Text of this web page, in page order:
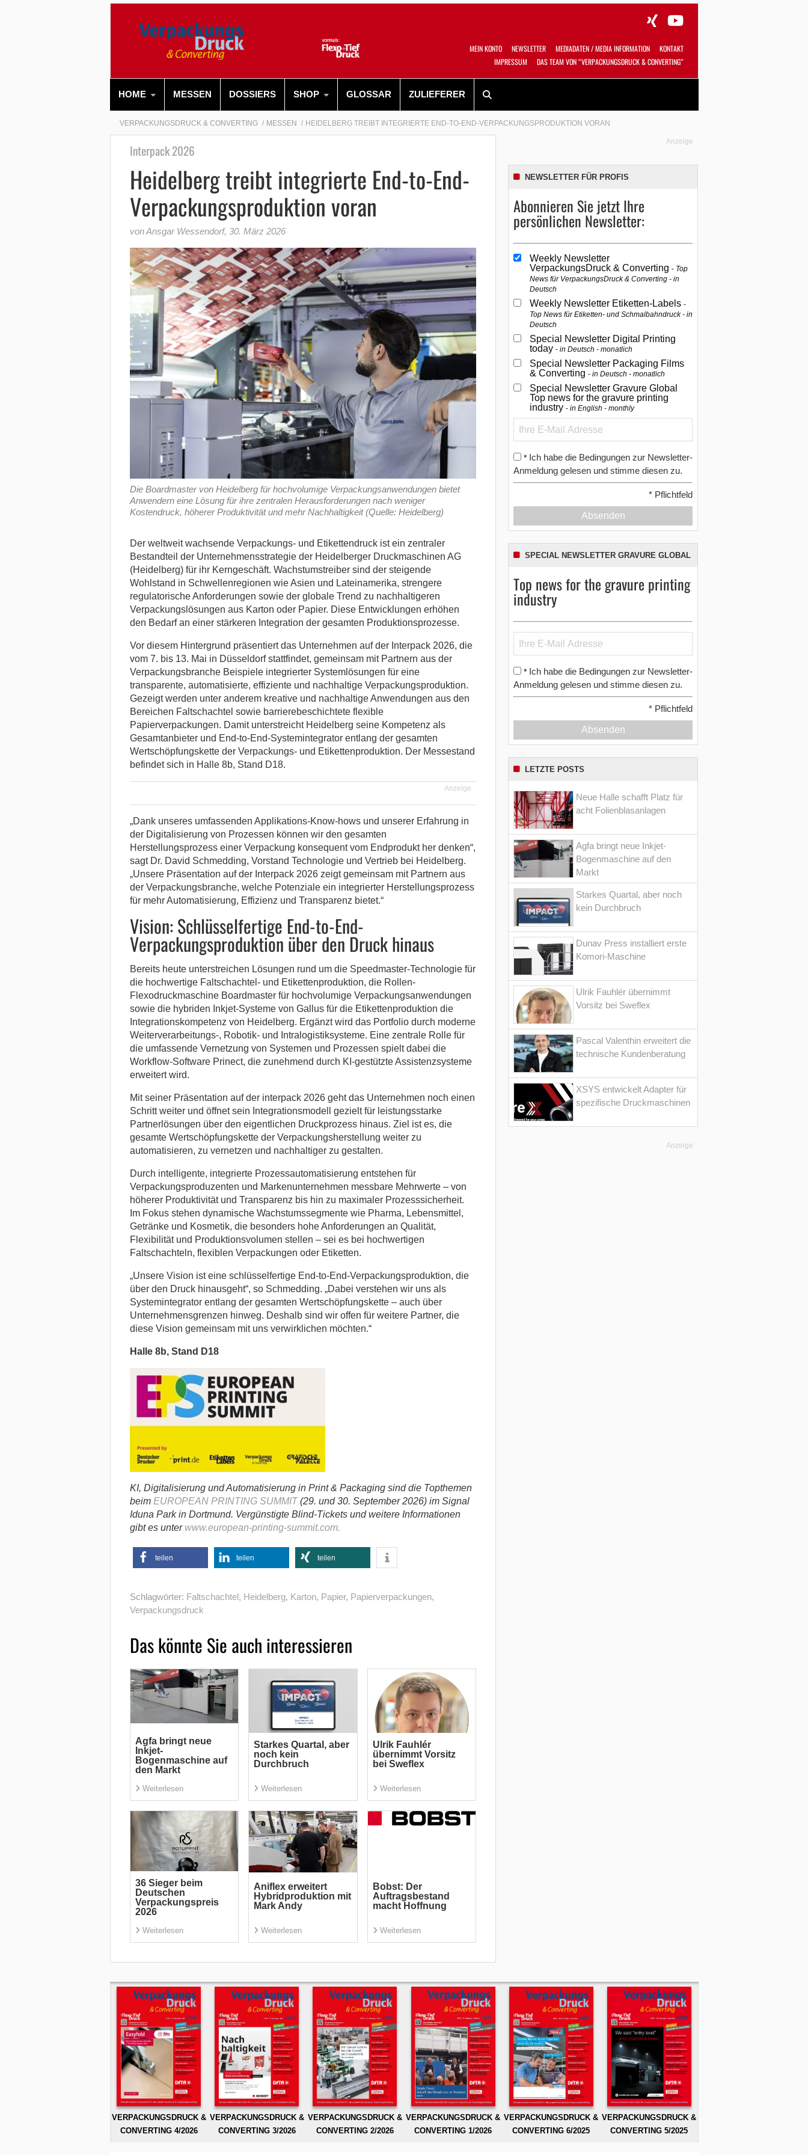
MEIN KONTO NEWSLETTER MEDIADATEN / MEDIA INFORMATION
KONTAKT
IMPRESSUM
DAS TEAM VON “VERPACKUNGSDRUCK & CONVERTING”
HOME MESSEN DOSSIERS SHOP GLOSSAR ZULIEFERER
VERPACKUNGSDRUCK & CONVERTING MESSEN HEIDELBERG TREIBT INTEGRIERTE END-TO-END-VERPACKUNGSPRODUKTION VORAN
Interpack 2026
Heidelberg treibt integrierte End-to-End-
Verpackungsproduktion voran
von Ansgar Wessendorf, 30. März 2026
Die Boardmaster von Heidelberg für hochvolumige Verpackungsanwendungen bietet
Anwendern eine Lösung für ihre zentralen Herausforderungen nach weniger
Kostendruck, höherer Produktivität und mehr Nachhaltigkeit (Quelle: Heidelberg)
Der weltweit wachsende Verpackungs- und Etikettendruck ist ein zentraler
Bestandteil der Unternehmensstrategie der Heidelberger Druckmaschinen AG
(Heidelberg) für ihr Kerngeschäft. Wachstumstreiber sind der steigende
Wohlstand in Schwellenregionen wie Asien und Lateinamerika, strengere
regulatorische Anforderungen sowie der globale Trend zu nachhaltigeren
Verpackungslösungen aus Karton oder Papier. Diese Entwicklungen erhöhen
den Bedarf an einer stärkeren Integration der gesamten Produktionsprozesse.
Vor diesem Hintergrund präsentiert das Unternehmen auf der Interpack 2026, die
vom 7. bis 13. Mai in Düsseldorf stattfindet, gemeinsam mit Partnern aus der
Verpackungsbranche Beispiele integrierter Systemlösungen für eine
transparente, automatisierte, effiziente und nachhaltige Verpackungsproduktion.
Gezeigt werden unter anderem kreative und nachhaltige Anwendungen aus den
Bereichen Faltschachtel sowie barrierebeschichtete flexible
Papierverpackungen. Damit unterstreicht Heidelberg seine Kompetenz als
Gesamtanbieter und End-to-End-Systemintegrator entlang der gesamten
Wertschöpfungskette der Verpackungs- und Etikettenproduktion. Der Messestand
befindet sich in Halle 8b, Stand D18.
Anzeige
„Dank unseres umfassenden Applikations-Know-hows und unserer Erfahrung in
der Digitalisierung von Prozessen können wir den gesamten
Herstellungsprozess einer Verpackung konsequent vom Endprodukt her denken“,
sagt Dr. David Schmedding, Vorstand Technologie und Vertrieb bei Heidelberg.
„Unsere Präsentation auf der Interpack 2026 zeigt gemeinsam mit Partnern aus
der Verpackungsbranche, welche Potenziale ein integrierter Herstellungsprozess
für mehr Automatisierung, Effizienz und Transparenz bietet.“
Vision: Schlüsselfertige End-to-End-
Verpackungsproduktion über den Druck hinaus
Bereits heute unterstreichen Lösungen rund um die Speedmaster-Technologie für
die hochwertige Faltschachtel- und Etikettenproduktion, die Rollen-
Flexodruckmaschine Boardmaster für hochvolumige Verpackungsanwendungen
sowie die hybriden Inkjet-Systeme von Gallus für die Etikettenproduktion die
Integrationskompetenz von Heidelberg. Ergänzt wird das Portfolio durch moderne
Weiterverarbeitungs-, Robotik- und Intralogistiksysteme. Eine zentrale Rolle für
die umfassende Vernetzung von Systemen und Prozessen spielt dabei die
Workflow-Software Prinect, die zunehmend durch KI-gestützte Assistenzsysteme
erweitert wird.
Mit seiner Präsentation auf der interpack 2026 geht das Unternehmen noch einen
Schritt weiter und öffnet sein Integrationsmodell gezielt für leistungsstarke
Partnerlösungen über den eigentlichen Druckprozess hinaus. Ziel ist es, die
gesamte Wertschöpfungskette der Verpackungsherstellung weiter zu
automatisieren, zu vernetzen und nachhaltiger zu gestalten.
Durch intelligente, integrierte Prozessautomatisierung entstehen für
Verpackungsproduzenten und Markenunternehmen messbare Mehrwerte – von
höherer Produktivität und Transparenz bis hin zu maximaler Prozesssicherheit.
Im Fokus stehen dynamische Wachstumssegmente wie Pharma, Lebensmittel,
Getränke und Kosmetik, die besonders hohe Anforderungen an Qualität,
Flexibilität und Produktionsvolumen stellen – sei es bei hochwertigen
Faltschachteln, flexiblen Verpackungen oder Etiketten.
„Unsere Vision ist eine schlüsselfertige End-to-End-Verpackungsproduktion, die
über den Druck hinausgeht“, so Schmedding. „Dabei verstehen wir uns als
Systemintegrator entlang der gesamten Wertschöpfungskette – auch über
Unternehmensgrenzen hinweg. Deshalb sind wir offen für weitere Partner, die
diese Vision gemeinsam mit uns verwirklichen möchten.“
Halle 8b, Stand D18
KI, Digitalisierung und Automatisierung in Print & Packaging sind die Topthemen
beim EUROPEAN PRINTING SUMMIT(29. und 30. September 2026) im Signal
Iduna Park in Dortmund. Vergünstigte Blind-Tickets und weitere Informationen
gibt es unter www.european-printing-summit.com.
teilen teilen teilen
Schlagwörter: Faltschachtel, Heidelberg, Karton, Papier, Papierverpackungen,
Verpackungsdruck
Das könnte Sie auch interessieren
Agfa bringt neue
Inkjet-
Bogenmaschine auf
den Markt
Weiterlesen
Starkes Quartal, aber
noch kein
Durchbruch
Weiterlesen
Ulrik Fauhlér
übernimmt Vorsitz
bei Sweflex
Weiterlesen
36 Sieger beim
Deutschen
Verpackungspreis
2026
Weiterlesen
Aniflex erweitert
Hybridproduktion mit
Mark Andy
Weiterlesen
Bobst: Der
Auftragsbestand
macht Hoffnung
Weiterlesen
Anzeige
NEWSLETTER FÜR PROFIS
Abonnieren Sie jetzt Ihre
persönlichen Newsletter:
Weekly Newsletter
VerpackungsDruck & Converting Top
News für VerpackungsDruck & Converting - in
Deutsch
Weekly Newsletter Etiketten-Labels
Top News für Etiketten- und Schmalbahndruck - in
Deutsch
Special Newsletter Digital Printing
today in Deutsch - monatlich
Special Newsletter Packaging Films
& Converting in Deutsch - monatlich
Special Newsletter Gravure Global
Top news for the gravure printing
industry in English - monthly
* Ich habe die Bedingungen zur Newsletter-
Anmeldung gelesen und stimme diesen zu.
* Pflichtfeld
Absenden
SPECIAL NEWSLETTER GRAVURE GLOBAL
Top news for the gravure printing
industry
* Ich habe die Bedingungen zur Newsletter-
Anmeldung gelesen und stimme diesen zu.
* Pflichtfeld
Absenden
LETZTE POSTS
Neue Halle schafft Platz für
acht Folienblasanlagen
Agfa bringt neue Inkjet-
Bogenmaschine auf den
Markt
Starkes Quartal, aber noch
kein Durchbruch
Dunav Press installiert erste
Komori-Maschine
Ulrik Fauhlér übernimmt
Vorsitz bei Sweflex
Pascal Valenthin erweitert die
technische Kundenberatung
XSYS entwickelt Adapter für
spezifische Druckmaschinen
Anzeige
VERPACKUNGSDRUCK &
CONVERTING 4/2026
VERPACKUNGSDRUCK &
CONVERTING 3/2026
VERPACKUNGSDRUCK &
CONVERTING 2/2026
VERPACKUNGSDRUCK &
CONVERTING 1/2026
VERPACKUNGSDRUCK &
CONVERTING 6/2025
VERPACKUNGSDRUCK &
CONVERTING 5/2025